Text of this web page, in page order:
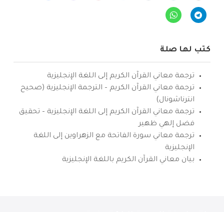
كتب لها صلة
ترجمة معاني القرآن الكريم إلى اللغة الإنجليزية
ترجمة معاني القرآن الكريم – الترجمة الإنجليزية (صحيح
انترناشونال)
ترجمة معاني القرآن الكريم إلى اللغة الإنجليزية – تحقيق
فضل إلهي ظهير
ترجمة معاني سورة الفاتحة مع الزهراوين إلى اللغة
الإنجليزية
بيان معاني القرآن الكريم باللغة الإنجليزية